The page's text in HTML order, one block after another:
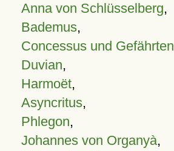
Anna von Schlüsselberg,
Bademus,
Concessus und Gefährten
Duvian,
Harmoët,
Asyncritus,
Phlegon,
Johannes von Organyà,